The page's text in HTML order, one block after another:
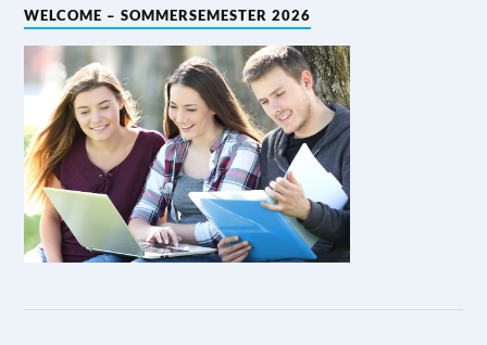
WELCOME – SOMMERSEMESTER 2026
» Firmenprofile